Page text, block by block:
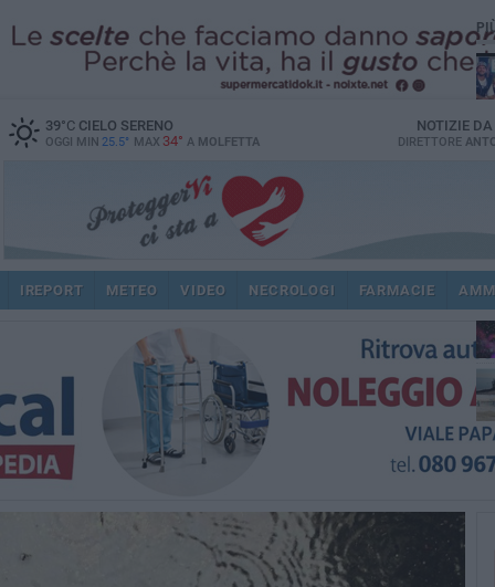
39°CCIELO SERENO
OGGI MIN 25.5° MAX 34° A MOLFETTA
NOTIZIE DA
DIRETTORE
IREPORT METEO VIDEO NECROLOGI FARMACIE